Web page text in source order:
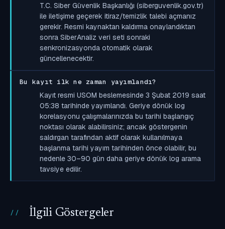
T.C. Siber Güvenlik Başkanlığı (siberguvenlik.gov.tr)
ile iletişime geçerek itiraz/temizlik talebi açmanız
gerekir. Resmi kaynaktan kaldırma onaylandıktan
sonra SiberAnaliz veri seti sonraki
senkronizasyonda otomatik olarak
güncellenecektir.
Bu kayıt ilk ne zaman yayımlandı?
Kayıt resmi USOM beslemesinde 3 Şubat 2019 saat
05:38 tarihinde yayımlandı. Geriye dönük log
korelasyonu çalışmalarınızda bu tarihi başlangıç
noktası olarak alabilirsiniz; ancak göstergenin
saldırgan tarafından aktif olarak kullanılmaya
başlanma tarihi yayım tarihinden önce olabilir, bu
nedenle 30–90 gün daha geriye dönük log arama
tavsiye edilir.
İlgili Göstergeler